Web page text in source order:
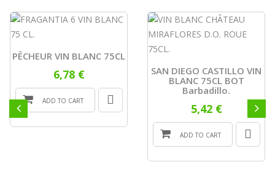
PÊCHEUR VIN BLANC 75CL
6,78 €
ADD TO CART
SAN DIEGO CASTILLO VIN
BLANC 75CL BOT
Barbadillo.
5,42 €
ADD TO CART